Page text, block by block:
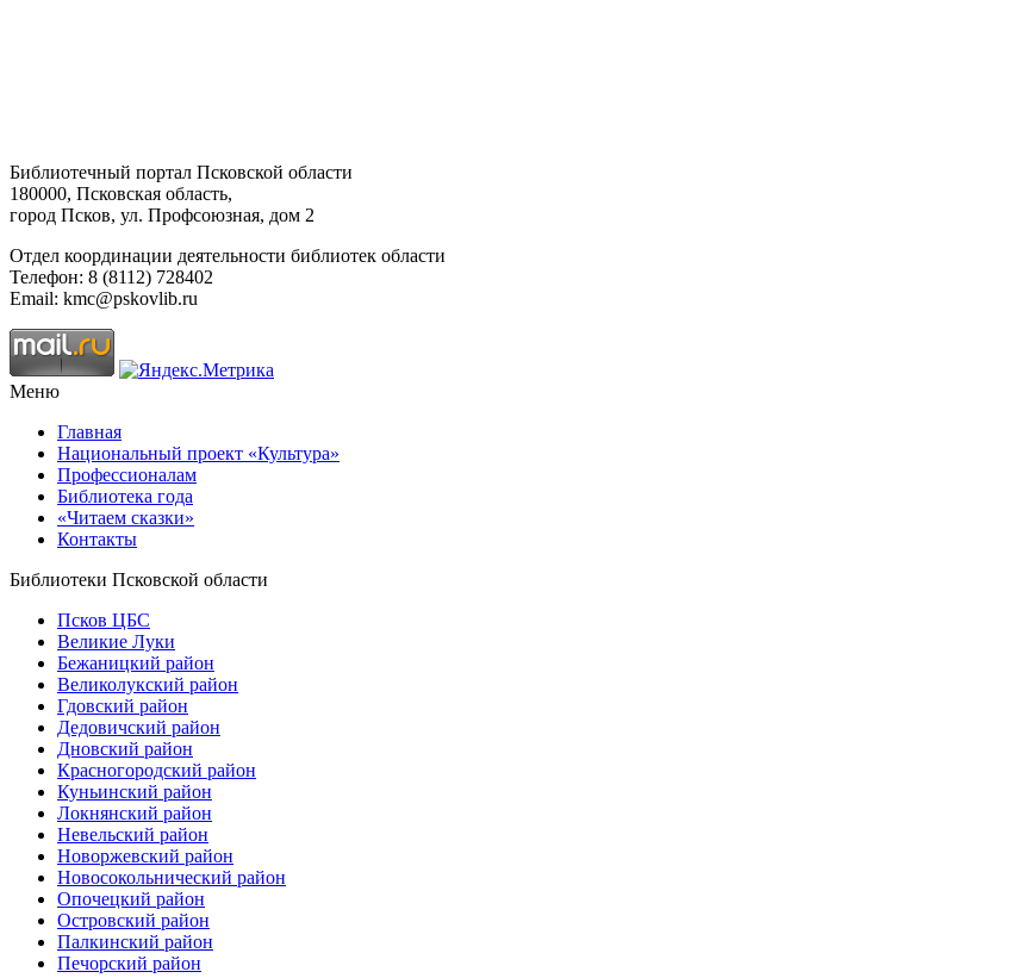
Библиотечный портал Псковской области
180000, Псковская область,
город Псков, ул. Профсоюзная, дом 2
Отдел координации деятельности библиотек области
Телефон: 8 (8112) 728402
Email: kmc@pskovlib.ru
Меню
Главная
Национальный проект «Культура»
Профессионалам
Библиотека года
«Читаем сказки»
Контакты
Библиотеки Псковской области
Псков ЦБС
Великие Луки
Бежаницкий район
Великолукский район
Гдовский район
Дедовичский район
Дновский район
Красногородский район
Куньинский район
Локнянский район
Невельский район
Новоржевский район
Новосокольнический район
Опочецкий район
Островский район
Палкинский район
Печорский район